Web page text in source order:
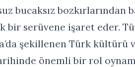
bucaksız bozkırlarından
bir serüvene işaret eder.
şekillenen Türk kültürü
önemli bir rol